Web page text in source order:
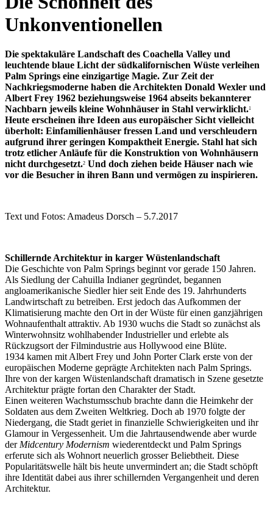
Unkonventionellen
Die spektakuläre Landschaft des Coachella Valley und
leuchtende blaue Licht der südkalifornischen Wüste verleihen
Palm Springs eine einzigartige Magie. Zur Zeit der
Nachkriegsmoderne haben die Architekten Donald Wexler und
Albert Frey 1962 beziehungsweise 1964 abseits bekannterer
Nachbarn jeweils kleine Wohnhäuser in Stahl verwirklicht.1
Heute erscheinen ihre Ideen aus europäischer Sicht vielleicht
überholt: Einfamilienhäuser fressen Land und verschleudern
aufgrund ihrer geringen Kompaktheit Energie. Stahl hat sich
trotz etlicher Anläufe für die Konstruktion von Wohnhäusern
nicht durchgesetzt.2 Und doch ziehen beide Häuser nach wie
vor die Besucher in ihren Bann und vermögen zu inspirieren.
Text und Fotos: Amadeus Dorsch – 5.7.2017
Schillernde Architektur in karger Wüstenlandschaft
Die Geschichte von Palm Springs beginnt vor gerade 150 Jahren.
Als Siedlung der Cahuilla Indianer gegründet, begannen
angloamerikanische Siedler hier seit Ende des 19. Jahrhunderts
Landwirtschaft zu betreiben. Erst jedoch das Aufkommen der
Klimatisierung machte den Ort in der Wüste für einen ganzjährigen
Wohnaufenthalt attraktiv. Ab 1930 wuchs die Stadt so zunächst als
Winterwohnsitz wohlhabender Industrieller und erlebte als
Rückzugsort der Filmindustrie aus Hollywood eine Blüte.
1934 kamen mit Albert Frey und John Porter Clark erste von der
europäischen Moderne geprägte Architekten nach Palm Springs.
Ihre von der kargen Wüstenlandschaft dramatisch in Szene gesetzte
Architektur prägte fortan den Charakter der Stadt.
Einen weiteren Wachstumsschub brachte dann die Heimkehr der
Soldaten aus dem Zweiten Weltkrieg. Doch ab 1970 folgte der
Niedergang, die Stadt geriet in finanzielle Schwierigkeiten und ihr
Glamour in Vergessenheit. Um die Jahrtausendwende aber wurde
der Midcentury Modernism wiederentdeckt und Palm Springs
erferute sich als Wohnort neuerlich grosser Beliebtheit. Diese
Popularitätswelle hält bis heute unvermindert an; die Stadt schöpft
ihre Identität dabei aus ihrer schillernden Vergangenheit und deren
Architektur.